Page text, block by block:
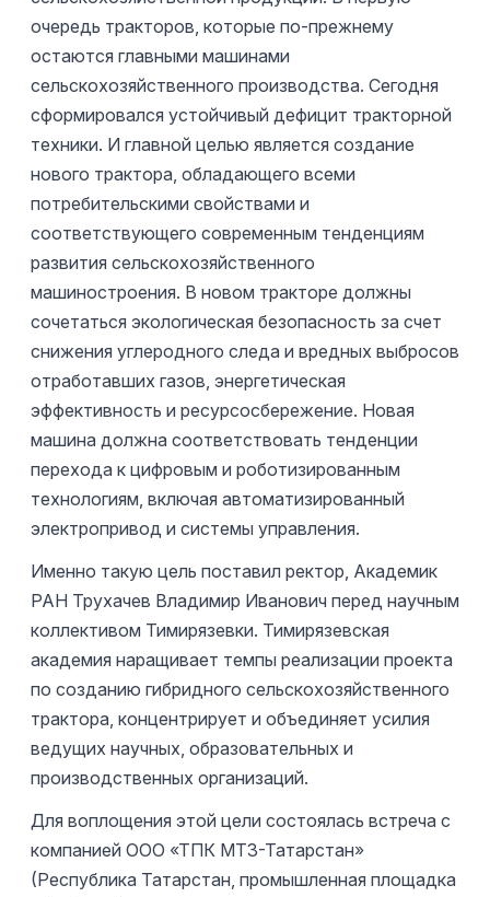
очередь тракторов, которые по-прежнему
остаются главными машинами
сельскохозяйственного производства. Сегодня
сформировался устойчивый дефицит тракторной
техники. И главной целью является создание
нового трактора, обладающего всеми
потребительскими свойствами и
соответствующего современным тенденциям
развития сельскохозяйственного
машиностроения. В новом тракторе должны
сочетаться экологическая безопасность за счет
снижения углеродного следа и вредных выбросов
отработавших газов, энергетическая
эффективность и ресурсосбережение. Новая
машина должна соответствовать тенденции
перехода к цифровым и роботизированным
технологиям, включая автоматизированный
электропривод и системы управления.
Именно такую цель поставил ректор, Академик
РАН Трухачев Владимир Иванович перед научным
коллективом Тимирязевки. Тимирязевская
академия наращивает темпы реализации проекта
по созданию гибридного сельскохозяйственного
трактора, концентрирует и объединяет усилия
ведущих научных, образовательных и
производственных организаций.
Для воплощения этой цели состоялась встреча с
компанией ООО «ТПК МТЗ-Татарстан»
(Республика Татарстан, промышленная площадка